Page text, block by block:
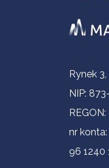
Rynek
NIP:
nr
96 1240